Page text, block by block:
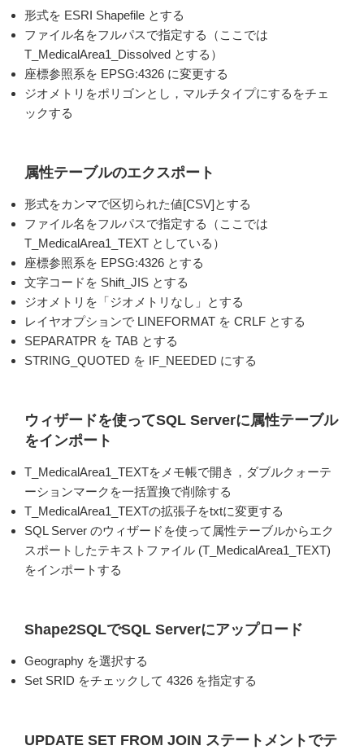
形式を ESRI Shapefile とする
ファイル名をフルパスで指定する（ここでは
T_MedicalArea1_Dissolved とする）
座標参照系を EPSG:4326 に変更する
ジオメトリをポリゴンとし，マルチタイプにするをチェ
ックする
属性テーブルのエクスポート
形式をカンマで区切られた値[CSV]とする
ファイル名をフルパスで指定する（ここでは
T_MedicalArea1_TEXT としている）
座標参照系を EPSG:4326 とする
文字コードを Shift_JIS とする
ジオメトリを「ジオメトリなし」とする
レイヤオプションで LINEFORMAT を CRLF とする
SEPARATPR を TAB とする
STRING_QUOTED を IF_NEEDED にする
ウィザードを使ってSQL Serverに属性テーブル
をインポート
T_MedicalArea1_TEXTをメモ帳で開き，ダブルクォーテ
ーションマークを一括置換で削除する
T_MedicalArea1_TEXTの拡張子をtxtに変更する
SQL Server のウィザードを使って属性テーブルからエク
スポートしたテキストファイル (T_MedicalArea1_TEXT)
をインポートする
Shape2SQLでSQL Serverにアップロード
Geography を選択する
Set SRID をチェックして 4326 を指定する
UPDATE SET FROM JOIN ステートメントでテ